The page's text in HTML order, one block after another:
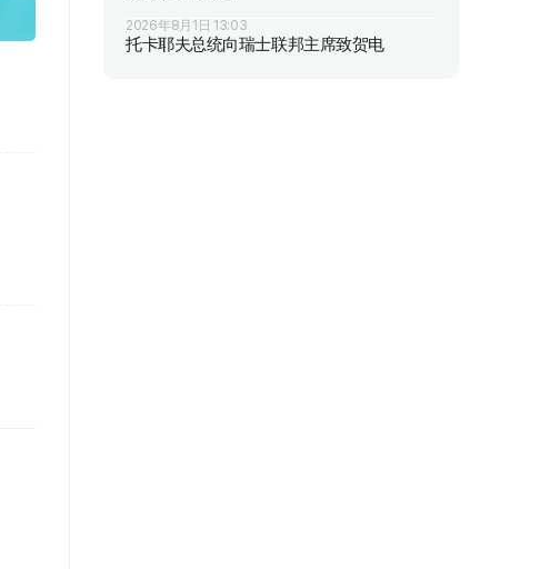
2026年8月1日 13:03
托卡耶夫总统向瑞士联邦主席致贺电